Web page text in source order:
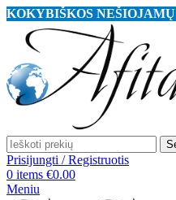
KOKYBIŠKOS
Prisijungti / Registruotis
0 items €0.00
Meniu